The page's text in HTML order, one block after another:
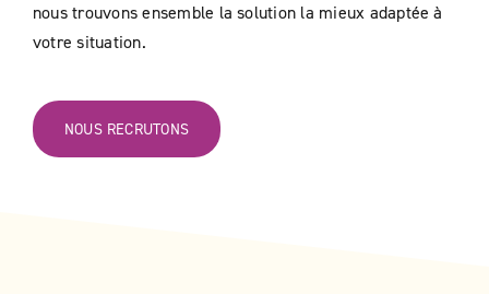
nous trouvons ensemble la solution la mieux adaptée à
votre situation.
NOUS RECRUTONS